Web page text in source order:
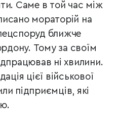
Саме в той час між
мораторій на
ближче
Тому за своїм
ні хвилини.
цієї військової
підприємців, які